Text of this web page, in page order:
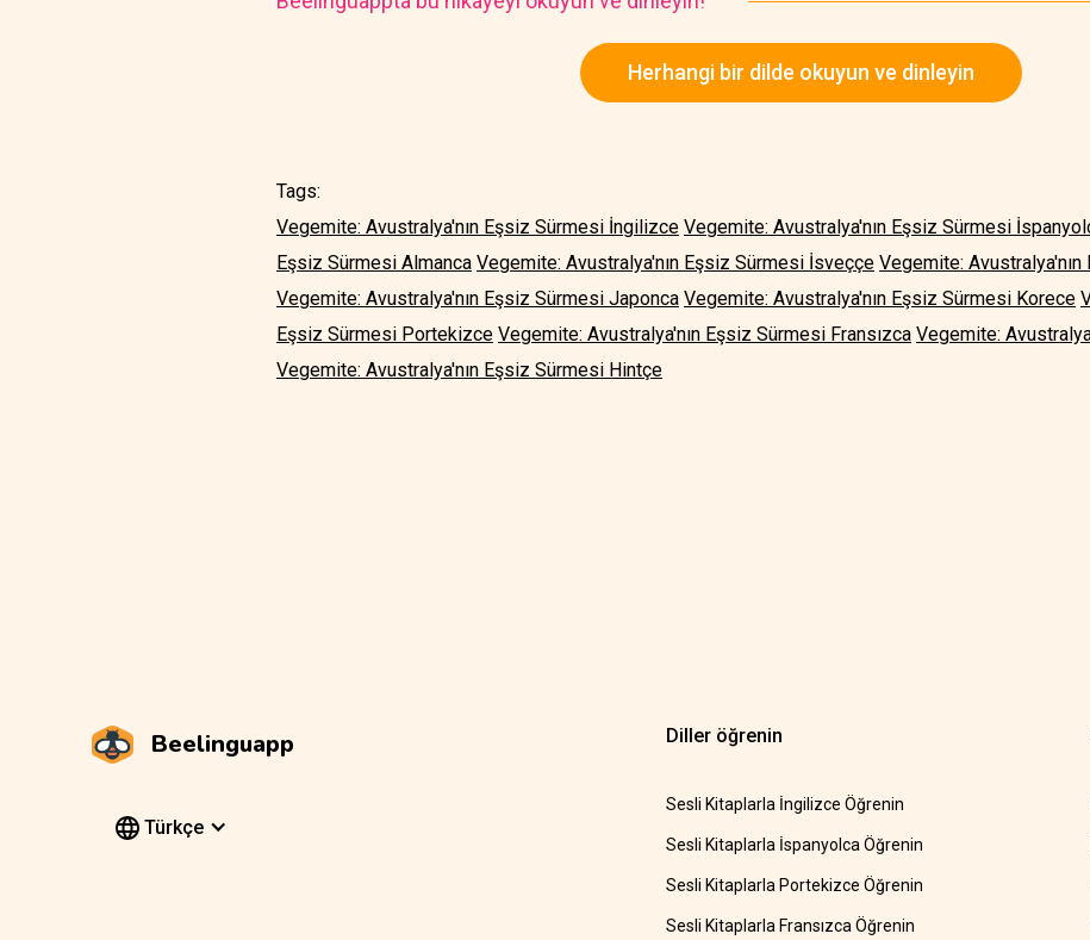
Herhangi bir dilde okuyun ve dinleyin
Tags:
Vegemite: Avustralya'nın Eşsiz Sürmesi İngilizce Vegemite: Avustralya'nın Eşsiz Sürmesi
Eşsiz Sürmesi Almanca Vegemite: Avustralya'nın Eşsiz Sürmesi İsveççe Vegemite:
Vegemite: Avustralya'nın Eşsiz Sürmesi Japonca Vegemite: Avustralya'nın Eşsiz Sürmesi Korece
Eşsiz Sürmesi Portekizce Vegemite: Avustralya'nın Eşsiz Sürmesi Fransızca Vegemite:
Vegemite: Avustralya'nın Eşsiz Sürmesi Hintçe
Beelinguapp
Türkçe
Diller öğrenin
Sesli Kitaplarla İngilizce Öğrenin
Sesli Kitaplarla İspanyolca Öğrenin
Sesli Kitaplarla Portekizce Öğrenin
Sesli Kitaplarla Fransızca Öğrenin